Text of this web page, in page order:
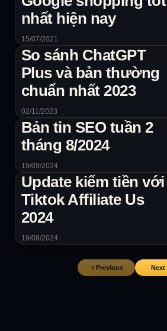
nhất hiện nay
15/07/2021
So sánh ChatGPT
Plus và bản thường
chuẩn nhất 2023
02/11/2023
Bản tin SEO tuần 2
tháng 8/2024
19/09/2024
Update kiếm tiền với
Tiktok Affiliate Us
2024
19/09/2024
Previous Next